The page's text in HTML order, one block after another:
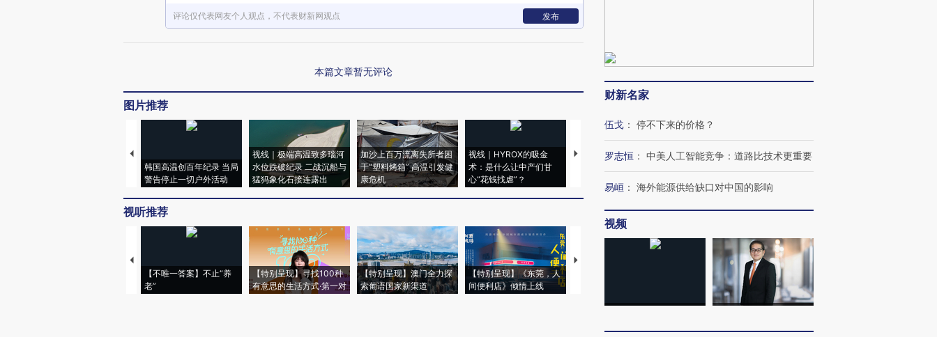
评论仅代表网友个人观点，不代表财新网观点 发布
本篇文章暂无评论
图片推荐
韩国高温创百年纪录 当局
警告停止一切户外活动
视线｜极端高温致多瑙河
水位跌破纪录 二战沉船与
猛犸象化石接连露出
加沙上百万流离失所者困
于“塑料烤箱” 高温引发健
康危机
视线｜HYROX的吸金
术：是什么让中产们甘
心“花钱找虐”？
马航飞行员跨国走私7万
视线｜被称为“蟑螂”的印
视线｜“入侵”还是“人道危
视听推荐
【不唯一答案】不止“养
老”
【特别呈现】寻找100种
有意思的生活方式·第一对
【特别呈现】澳门全力探
索葡语国家新渠道
【特别呈现】《东莞，人
间便利店》倾情上线
【推广】走进第四届链博
【特别呈现】寻找100种
有意思的生活方式·第三对
【商旅对话】华住集团
CFO：不靠规模取胜，华
住三大增长引擎是什么？
财新名家
伍戈 ： 停不下来的价格？
罗志恒 ： 中美人工智能竞争：道路比技术更重要
易峘 ： 海外能源供给缺口对中国的影响
视频